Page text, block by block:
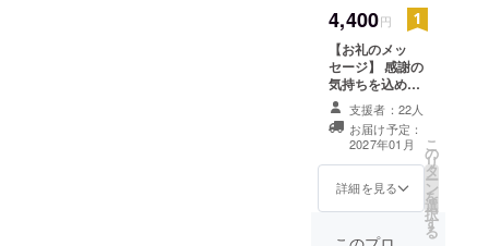
非常に危機
感を覚えて
おります。
また、日本
のインフラ
が破綻して
いるところ
が沢山ある
ため一人一
人が助け合
4,400円
【お礼のメッ
セージ】 感謝の
気持ちを込め
て、お礼のメッ
セージをお送り
します。
支援者：22人
お届け予定：
2027年01月
詳細を見る
こ
の
リ
タ
ー
ン
を
選
択
す
る